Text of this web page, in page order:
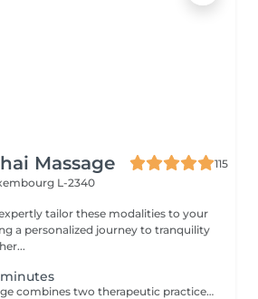
Massage
115
L-2340
tailor these modalities to your
a personalized journey to tranquility
Aromatherapy massage combines two therapeutic practices to create wonderful results. Aromatherapy is an ancient approach that provides a number of health and emotional benefits. Essential oils such as lavender, orange blossom, and peppermint offer unique effects to the senses. Massage uses pressure and touch to offer healing and stress relief by stimulating the lymphatic, circulatory, nervous, and musculoskeletal systems.